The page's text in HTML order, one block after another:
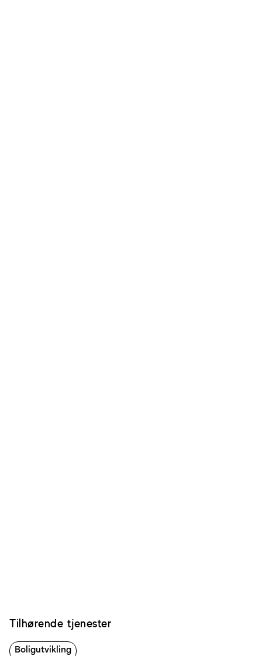
Tilhørende tjenester
Boligutvikling